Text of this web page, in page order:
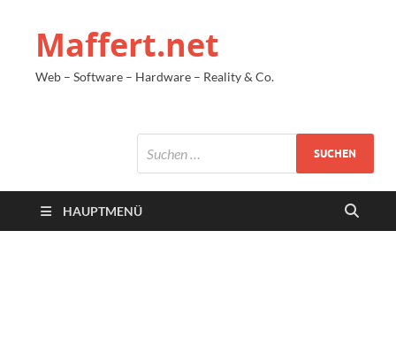
Maffert.net
Web – Software – Hardware – Reality & Co.
HAUPTMENÜ